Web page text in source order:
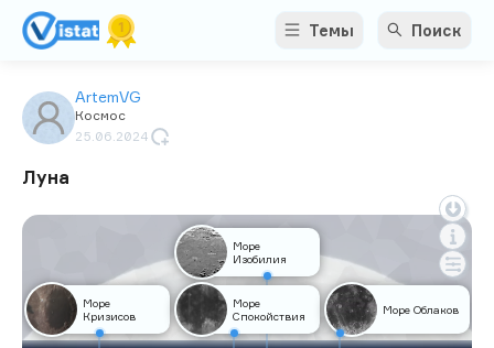
Темы Поиск
ArtemVG
Космос
25.06.2024
Луна
Море
Кризисов
Море
Изобилия
Море
Спокойствия
Море Облаков